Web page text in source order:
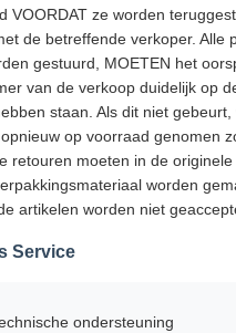
VOORDAT ze worden
de betreffende verkoper. Alle
gestuurd, MOETEN het
van de verkoop duidelijk op
staan. Als dit niet
op voorraad genomen
retouren moeten in de
worden
artikelen worden niet
Service
ondersteuning